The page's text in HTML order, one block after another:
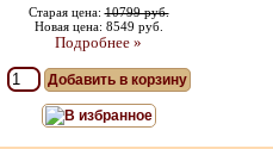
Старая цена:10799 руб.
Новая цена: 8549 руб.
Подробнее »
Добавить в корзину
В избранное